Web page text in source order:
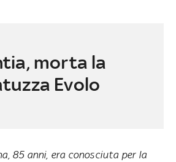
morta la
Evolo
85 anni, era conosciuta per la